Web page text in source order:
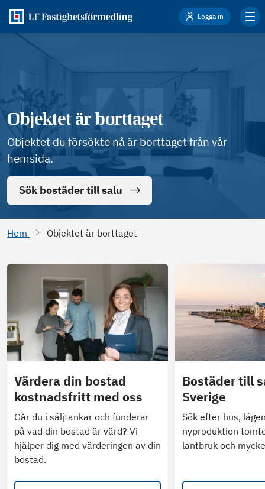
Logga in
Objektet är borttaget
Objektet du försökte nå är borttaget från vår
hemsida.
Sök bostäder till salu
Hem Objektet är borttaget
Värdera din bostad
kostnadsfritt med oss
Går du i säljtankar och funderar
på vad din bostad är värd? Vi
hjälper dig med värderingen av din
bostad.
Bostäder till
Sverige
Sök efter hus,
nyproduktion
lantbruk och